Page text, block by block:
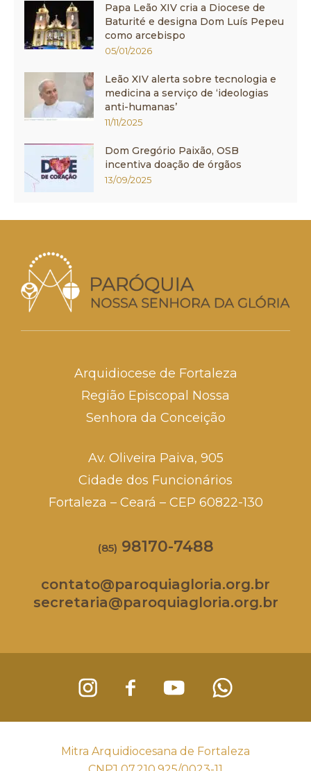
Papa Leão XIV cria a Diocese de
Baturité e designa Dom Luís Pepeu
como arcebispo
05/01/2026
Leão XIV alerta sobre tecnologia e
medicina a serviço de ‘ideologias
anti-humanas’
11/11/2025
Dom Gregório Paixão, OSB
incentiva doação de órgãos
13/09/2025
Arquidiocese de Fortaleza
Região Episcopal Nossa
Senhora da Conceição
Av. Oliveira Paiva, 905
Cidade dos Funcionários
Fortaleza – Ceará – CEP 60822-130
(85) 98170-7488
contato@paroquiagloria.org.br
secretaria@paroquiagloria.org.br
Mitra Arquidiocesana de Fortaleza